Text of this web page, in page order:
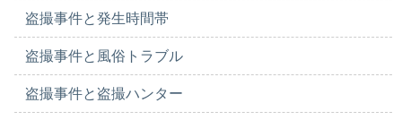
盗撮事件と発生時間帯
盗撮事件と風俗トラブル
盗撮事件と盗撮ハンター